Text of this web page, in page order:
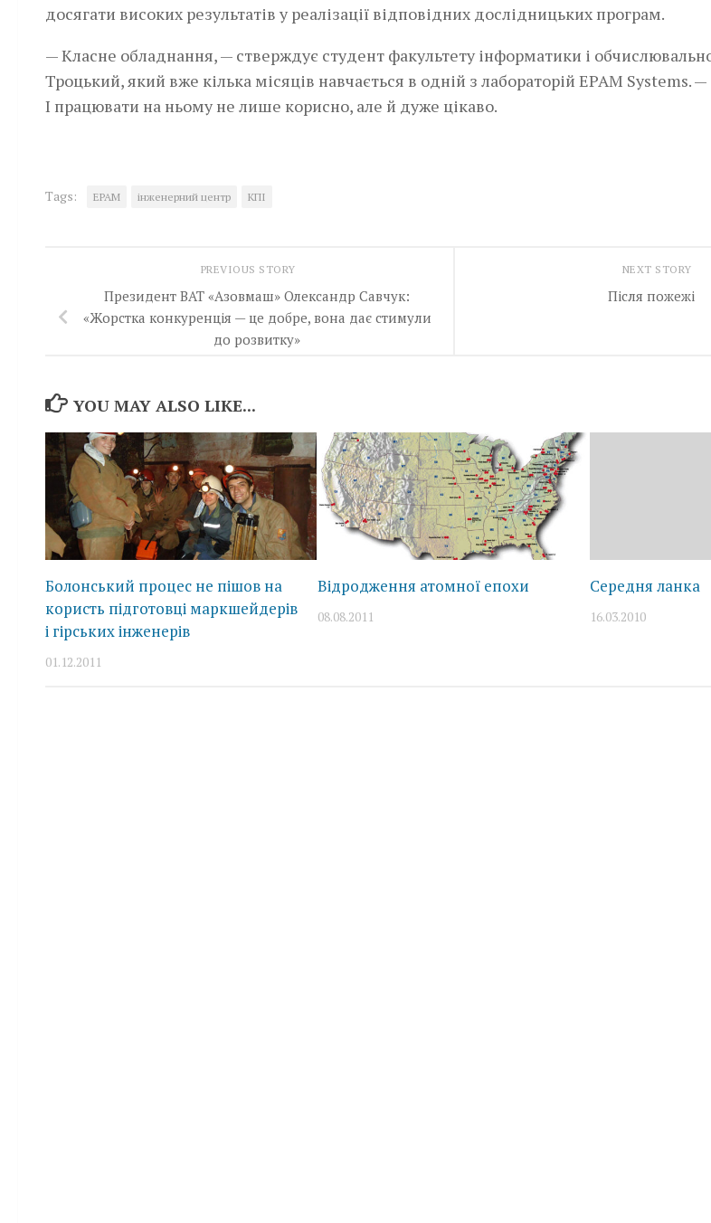
досягати високих результатів у реалізації відповідних дослідницьких програм.
— Класне обладнання, — стверждує студент факультету інформатики і
Троцький, який вже кілька місяців навчається в одній з лабораторій ЕPAM Systems.
І працювати на ньому не лише корисно, але й дуже цікаво.
Tags: ЕPAM інженерний центр КПІ
NEXT STORY
Після пожежі
PREVIOUS STORY
Президент ВАТ «Азовмаш» Олександр Савчук:
«Жорстка конкуренція — це добре, вона дає стимули
до розвитку»
YOU MAY ALSO LIKE...
Болонський процес не пішов на
користь підготовці маркшейдерів
і гірських інженерів
01.12.2011
Відродження атомної епохи
08.08.2011
Середня ланка
16.03.2010